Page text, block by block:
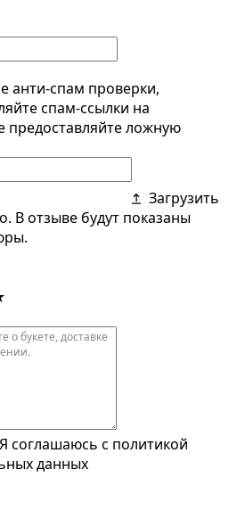
анти-спам проверки,
спам-ссылки на
предоставляйте ложную
Загрузить
В отзыве будут показаны
Я соглашаюсь с политикой
данных